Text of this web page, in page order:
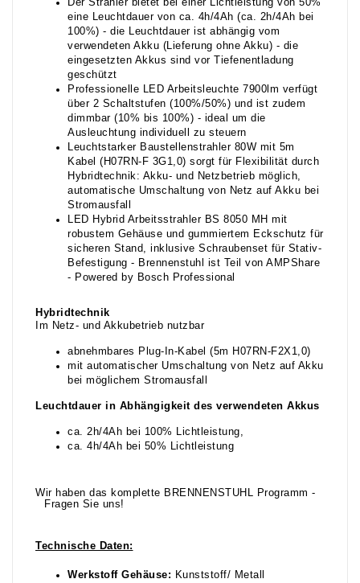
Der Strahler bietet bei einer Lichtleistung von 50%
eine Leuchtdauer von ca. 4h/4Ah (ca. 2h/4Ah bei
100%) - die Leuchtdauer ist abhängig vom
verwendeten Akku (Lieferung ohne Akku) - die
eingesetzten Akkus sind vor Tiefenentladung
geschützt
Professionelle LED Arbeitsleuchte 7900lm verfügt
über 2 Schaltstufen (100%/50%) und ist zudem
dimmbar (10% bis 100%) - ideal um die
Ausleuchtung individuell zu steuern
Leuchtstarker Baustellenstrahler 80W mit 5m
Kabel (H07RN-F 3G1,0) sorgt für Flexibilität durch
Hybridtechnik: Akku- und Netzbetrieb möglich,
automatische Umschaltung von Netz auf Akku bei
Stromausfall
LED Hybrid Arbeitsstrahler BS 8050 MH mit
robustem Gehäuse und gummiertem Eckschutz für
sicheren Stand, inklusive Schraubenset für Stativ-
Befestigung - Brennenstuhl ist Teil von AMPShare
- Powered by Bosch Professional
Hybridtechnik
Im Netz- und Akkubetrieb nutzbar
abnehmbares Plug-In-Kabel (5m H07RN-F2X1,0)
mit automatischer Umschaltung von Netz auf Akku
bei möglichem Stromausfall
Leuchtdauer in Abhängigkeit des verwendeten Akkus
ca. 2h/4Ah bei 100% Lichtleistung,
ca. 4h/4Ah bei 50% Lichtleistung
Wir haben das komplette BRENNENSTUHL Programm -
Fragen Sie uns!
Technische Daten:
Werkstoff Gehäuse: Kunststoff/ Metall